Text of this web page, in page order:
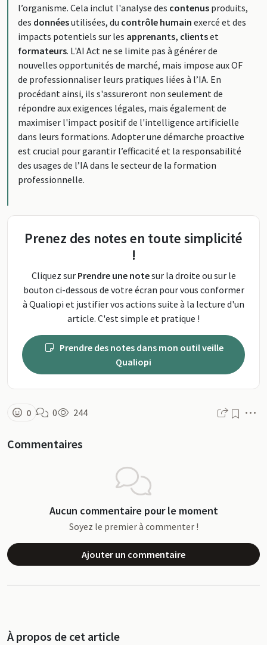
l’organisme. Cela inclut l'analyse des contenus produits,
des donnéesutilisées, du contrôle humain exercé et des
impacts potentiels sur les apprenants, clientset
formateurs. L'AI Act ne se limite pas à générer de
nouvelles opportunités de marché, mais impose aux OF
de professionnaliser leurs pratiques liées à l’IA. En
procédant ainsi, ils s'assureront non seulement de
répondre aux exigences légales, mais également de
maximiser l'impact positif de l'intelligence artificielle
dans leurs formations. Adopter une démarche proactive
est crucial pour garantir l’efficacité et la responsabilité
des usages de l’IA dans le secteur de la formation
professionnelle.
Prenez des notes en toute simplicité
!
Cliquez sur Prendre une notesur la droite ou sur le
bouton ci-dessous de votre écran pour vous conformer
à Qualiopi et justifier vos actions suite à la lecture d'un
article. C'est simple et pratique !
Qualiopi
0 0 244
Commentaires
Aucun commentaire pour le moment
Soyez le premier à commenter !
Ajouter un commentaire
À propos de cet article